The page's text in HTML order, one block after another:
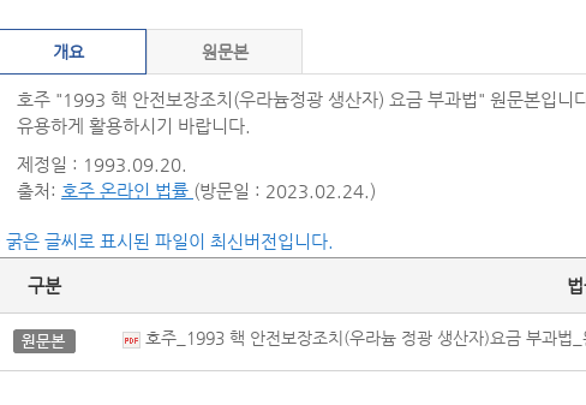
개요 원문본
호주 "1993 핵 안전보장조치(우라늄정광 생산자) 요금 부과법" 원문본입니
유용하게 활용하시기 바랍니다.
제정일 : 1993.09.20.
출처: 호주 온라인 법률 (방문일 : 2023.02.24.)
은 글씨로 표시된 파일이 최신버전입니다.
구분
호주_1993 핵 안전보장조치(우라늄 정광 생산자)요금 부과법